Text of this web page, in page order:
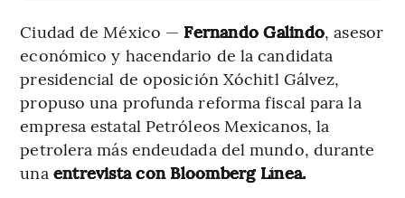
Ciudad de México — Fernando Galindo, asesor
económico y hacendario de la candidata
presidencial de oposición Xóchitl Gálvez,
propuso una profunda reforma fiscal para la
empresa estatal Petróleos Mexicanos, la
petrolera más endeudada del mundo, durante
una entrevista con Bloomberg Línea.